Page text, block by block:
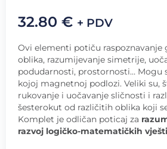
32.80 € + PDV
Ovi elementi potiču
oblika, razumijevanje simetrije,
podudarnosti, prostornosti… Mogu
kojoj magnetnoj podlozi. Veliki su,
rukovanje i uočavanje sličnosti i
šesterokut od različitih oblika koji
Komplet je odličan poticaj za
razvoj logičko-matematičkih